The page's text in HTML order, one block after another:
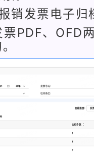
销发票电子归
PDF、OFD